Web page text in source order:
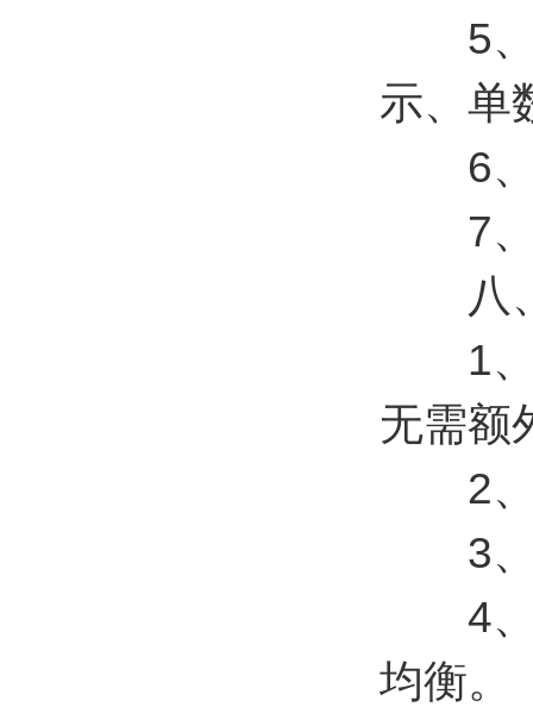
5、
示、单
6、
7、
八、
1、
无需额
2、
3、
4、
均衡。